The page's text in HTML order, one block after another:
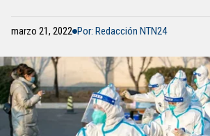
marzo 21, 2022 Por: Redacción NTN24